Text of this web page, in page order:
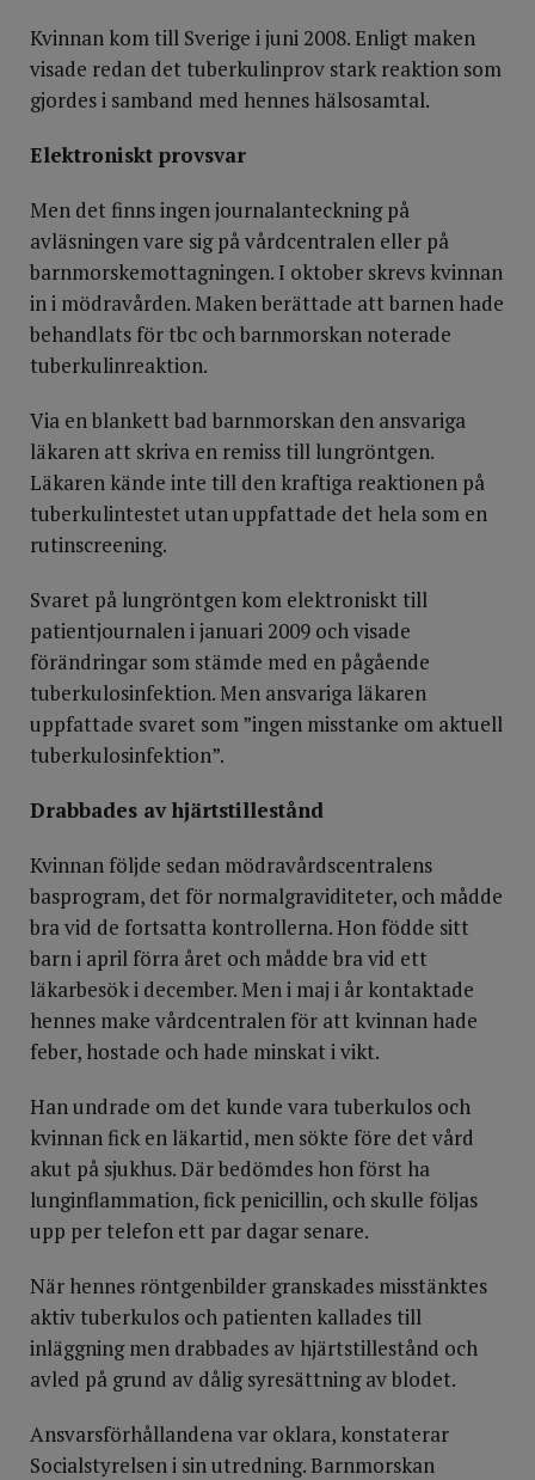
Kvinnan kom till Sverige i juni 2008. Enligt maken
visade redan det tuberkulinprov stark reaktion som
gjordes i samband med hennes hälsosamtal.
Elektroniskt provsvar
Men det finns ingen journalanteckning på
avläsningen vare sig på vårdcentralen eller på
barnmorskemottagningen. I oktober skrevs kvinnan
in i mödravården. Maken berättade att barnen hade
behandlats för tbc och barnmorskan noterade
tuberkulinreaktion.
Via en blankett bad barnmorskan den ansvariga
läkaren att skriva en remiss till lungröntgen.
Läkaren kände inte till den kraftiga reaktionen på
tuberkulintestet utan uppfattade det hela som en
rutinscreening.
Svaret på lungröntgen kom elektroniskt till
patientjournalen i januari 2009 och visade
förändringar som stämde med en pågående
tuberkulosinfektion. Men ansvariga läkaren
uppfattade svaret som ”ingen misstanke om aktuell
tuberkulosinfektion”.
Drabbades av hjärtstillestånd
Kvinnan följde sedan mödravårdscentralens
basprogram, det för normalgraviditeter, och mådde
bra vid de fortsatta kontrollerna. Hon födde sitt
barn i april förra året och mådde bra vid ett
läkarbesök i december. Men i maj i år kontaktade
hennes make vårdcentralen för att kvinnan hade
feber, hostade och hade minskat i vikt.
Han undrade om det kunde vara tuberkulos och
kvinnan fick en läkartid, men sökte före det vård
akut på sjukhus. Där bedömdes hon först ha
lunginflammation, fick penicillin, och skulle följas
upp per telefon ett par dagar senare.
När hennes röntgenbilder granskades misstänktes
aktiv tuberkulos och patienten kallades till
inläggning men drabbades av hjärtstillestånd och
avled på grund av dålig syresättning av blodet.
Ansvarsförhållandena var oklara, konstaterar
Socialstyrelsen i sin utredning. Barnmorskan